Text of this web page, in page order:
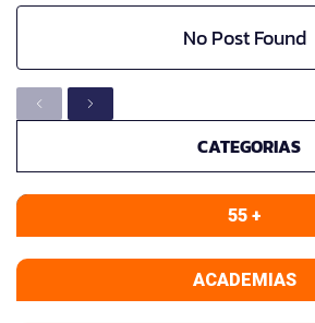
No Post Found
CATEGORIAS
55 +
ACADEMIAS